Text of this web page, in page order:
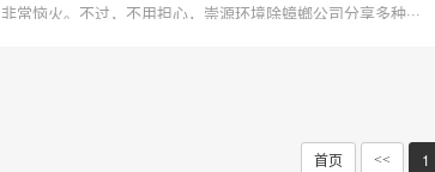
非常恼火。不过，不用担心，崇源环境除蟑螂公司分享多种···
首页 << 1